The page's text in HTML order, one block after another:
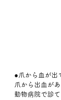
●爪から血が出
爪から出血が
動物病院で診